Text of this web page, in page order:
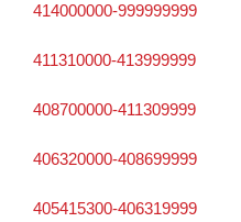
414000000-999999999
411310000-413999999
408700000-411309999
406320000-408699999
405415300-406319999